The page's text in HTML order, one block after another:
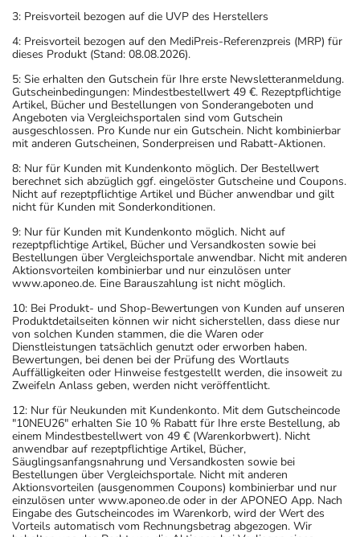
3: Preisvorteil bezogen auf die UVP des Herstellers
4: Preisvorteil bezogen auf den MediPreis-Referenzpreis (MRP) für
dieses Produkt (Stand: 08.08.2026).
5: Sie erhalten den Gutschein für Ihre erste Newsletteranmeldung.
Gutscheinbedingungen: Mindestbestellwert 49 €. Rezeptpflichtige
Artikel, Bücher und Bestellungen von Sonderangeboten und
Angeboten via Vergleichsportalen sind vom Gutschein
ausgeschlossen. Pro Kunde nur ein Gutschein. Nicht kombinierbar
mit anderen Gutscheinen, Sonderpreisen und Rabatt-Aktionen.
8: Nur für Kunden mit Kundenkonto möglich. Der Bestellwert
berechnet sich abzüglich ggf. eingelöster Gutscheine und Coupons.
Nicht auf rezeptpflichtige Artikel und Bücher anwendbar und gilt
nicht für Kunden mit Sonderkonditionen.
9: Nur für Kunden mit Kundenkonto möglich. Nicht auf
rezeptpflichtige Artikel, Bücher und Versandkosten sowie bei
Bestellungen über Vergleichsportale anwendbar. Nicht mit anderen
Aktionsvorteilen kombinierbar und nur einzulösen unter
www.aponeo.de. Eine Barauszahlung ist nicht möglich.
10: Bei Produkt- und Shop-Bewertungen von Kunden auf unseren
Produktdetailseiten können wir nicht sicherstellen, dass diese nur
von solchen Kunden stammen, die die Waren oder
Dienstleistungen tatsächlich genutzt oder erworben haben.
Bewertungen, bei denen bei der Prüfung des Wortlauts
Auffälligkeiten oder Hinweise festgestellt werden, die insoweit zu
Zweifeln Anlass geben, werden nicht veröffentlicht.
12: Nur für Neukunden mit Kundenkonto. Mit dem Gutscheincode
"10NEU26" erhalten Sie 10 % Rabatt für Ihre erste Bestellung, ab
einem Mindestbestellwert von 49 € (Warenkorbwert). Nicht
anwendbar auf rezeptpflichtige Artikel, Bücher,
Säuglingsanfangsnahrung und Versandkosten sowie bei
Bestellungen über Vergleichsportale. Nicht mit anderen
Aktionsvorteilen (ausgenommen Coupons) kombinierbar und nur
einzulösen unter www.aponeo.de oder in der APONEO App. Nach
Eingabe des Gutscheincodes im Warenkorb, wird der Wert des
Vorteils automatisch vom Rechnungsbetrag abgezogen. Wir